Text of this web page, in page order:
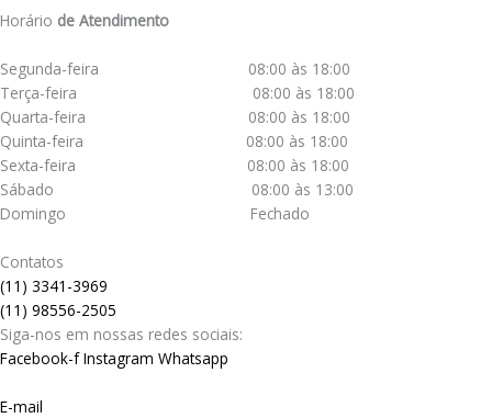
Horário de Atendimento
Segunda-feira 08:00 às 18:00
Terça-feira 08:00 às 18:00
Quarta-feira 08:00 às 18:00
Quinta-feira 08:00 às 18:00
Sexta-feira 08:00 às 18:00
Sábado 08:00 às 13:00
Domingo Fechado
Contatos
(11) 3341-3969
(11) 98556-2505
Siga-nos em nossas redes sociais:
Facebook-fInstagram Whatsapp
E-mail